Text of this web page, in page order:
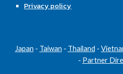
Privacy policy
Japan - Taiwan - Thailand -
- Partner